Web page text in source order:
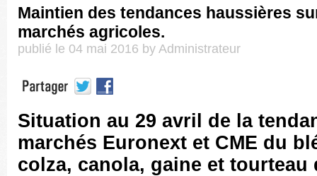
Maintien des tendances haussières
marchés agricoles.
publié le 04 mai 2016 by Administrateur
Situation au 29 avril de la
marchés Euronext et CME du
colza, canola, gaine et tourteau